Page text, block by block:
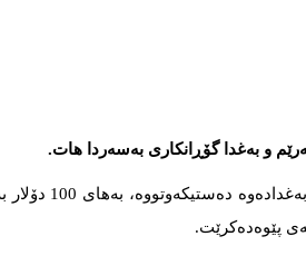
و بەغدا گۆڕانكاری به‌سه‌ردا هات.